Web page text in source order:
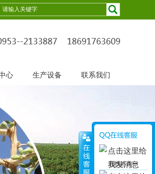
心 生产设备 联系我们
在线咨询一